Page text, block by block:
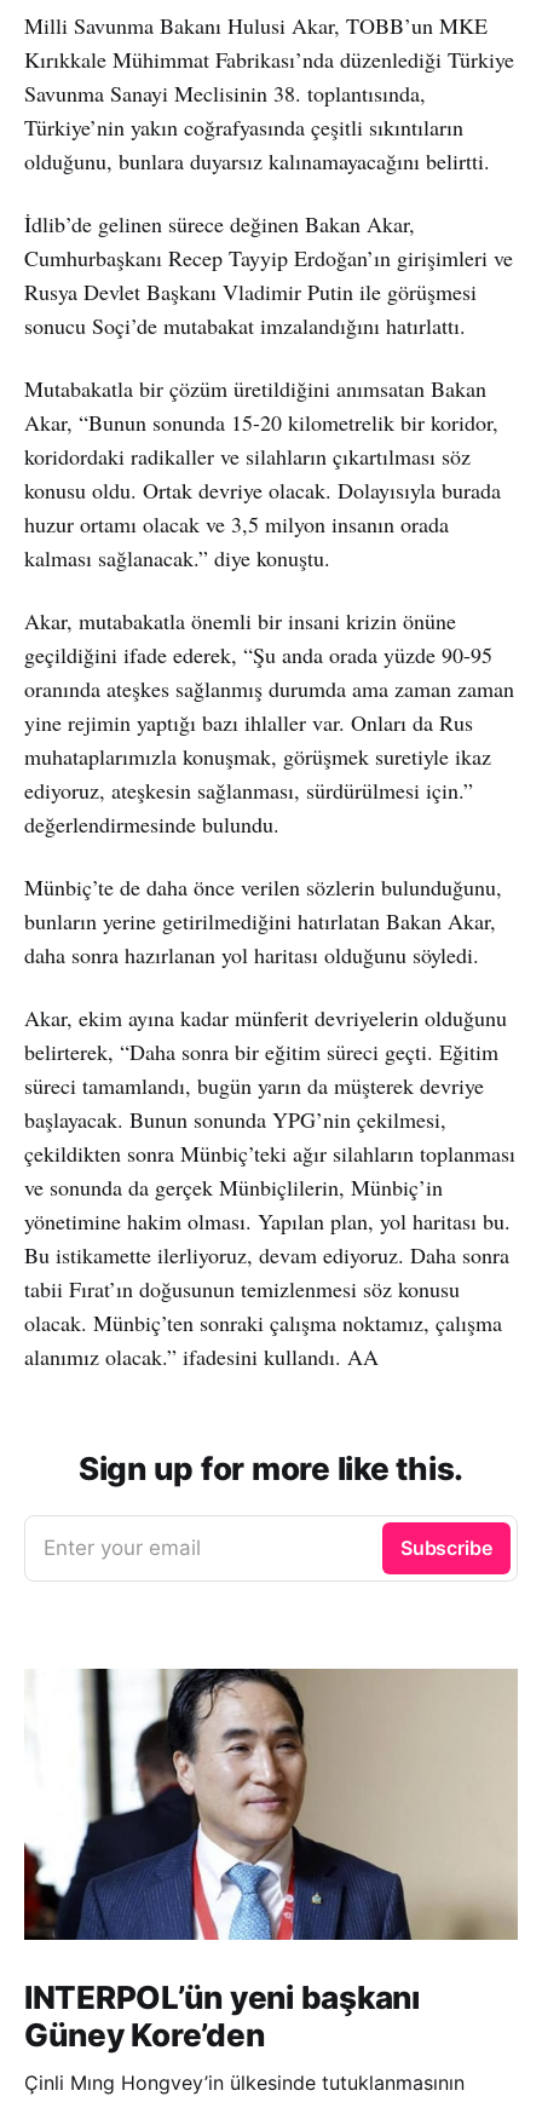
Milli Savunma Bakanı Hulusi Akar, TOBB’un MKE
Kırıkkale Mühimmat Fabrikası’nda düzenlediği Türkiye
Savunma Sanayi Meclisinin 38. toplantısında,
Türkiye’nin yakın coğrafyasında çeşitli sıkıntıların
olduğunu, bunlara duyarsız kalınamayacağını belirtti.
İdlib’de gelinen sürece değinen Bakan Akar,
Cumhurbaşkanı Recep Tayyip Erdoğan’ın girişimleri ve
Rusya Devlet Başkanı Vladimir Putin ile görüşmesi
sonucu Soçi’de mutabakat imzalandığını hatırlattı.
Mutabakatla bir çözüm üretildiğini anımsatan Bakan
Akar, “Bunun sonunda 15-20 kilometrelik bir koridor,
koridordaki radikaller ve silahların çıkartılması söz
konusu oldu. Ortak devriye olacak. Dolayısıyla burada
huzur ortamı olacak ve 3,5 milyon insanın orada
kalması sağlanacak.” diye konuştu.
Akar, mutabakatla önemli bir insani krizin önüne
geçildiğini ifade ederek, “Şu anda orada yüzde 90-95
oranında ateşkes sağlanmış durumda ama zaman zaman
yine rejimin yaptığı bazı ihlaller var. Onları da Rus
muhataplarımızla konuşmak, görüşmek suretiyle ikaz
ediyoruz, ateşkesin sağlanması, sürdürülmesi için.”
değerlendirmesinde bulundu.
Münbiç’te de daha önce verilen sözlerin bulunduğunu,
bunların yerine getirilmediğini hatırlatan Bakan Akar,
daha sonra hazırlanan yol haritası olduğunu söyledi.
Akar, ekim ayına kadar münferit devriyelerin olduğunu
belirterek, “Daha sonra bir eğitim süreci geçti. Eğitim
süreci tamamlandı, bugün yarın da müşterek devriye
başlayacak. Bunun sonunda YPG’nin çekilmesi,
çekildikten sonra Münbiç’teki ağır silahların toplanması
ve sonunda da gerçek Münbiçlilerin, Münbiç’in
yönetimine hakim olması. Yapılan plan, yol haritası bu.
Bu istikamette ilerliyoruz, devam ediyoruz. Daha sonra
tabii Fırat’ın doğusunun temizlenmesi söz konusu
olacak. Münbiç’ten sonraki çalışma noktamız, çalışma
alanımız olacak.” ifadesini kullandı. AA
Sign up for more like this.
Enter your email Subscribe
INTERPOL’ün yeni başkanı
Güney Kore’den
Çinli Mıng Hongvey’in ülkesinde tutuklanmasının